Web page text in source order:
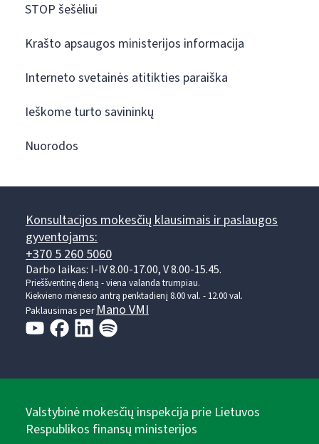
STOP šešėliui
Krašto apsaugos ministerijos informacija
Interneto svetainės atitikties paraiška
Ieškome turto savininkų
Nuorodos
Konsultacijos mokesčių klausimais ir paslaugos
gyventojams:
+370 5 260 5060
Darbo laikas: I-IV 8.00-17.00, V 8.00-15.45.
Prieššventinę dieną - viena valanda trumpiau.
Kiekvieno mėnesio antrą penktadienį 8.00 val. - 12.00 val.
Paklausimas perMano VMI
Valstybinė mokesčių inspekcija prie Lietuvos
Respublikos finansų ministerijos